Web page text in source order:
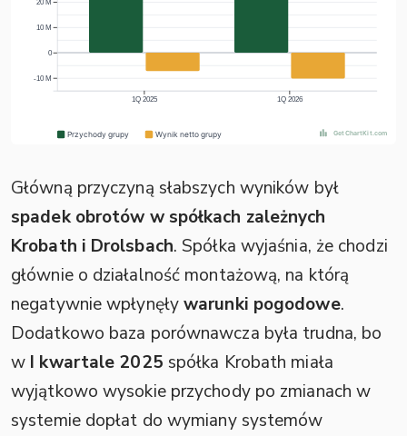
Główną przyczyną słabszych wyników był
spadek obrotów w spółkach zależnych
Krobath i Drolsbach. Spółka wyjaśnia, że chodzi
głównie o działalność montażową, na którą
negatywnie wpłynęływarunki pogodowe.
Dodatkowo baza porównawcza była trudna, bo
w I kwartale 2025 spółka Krobath miała
wyjątkowo wysokie przychody po zmianach w
systemie dopłat do wymiany systemów